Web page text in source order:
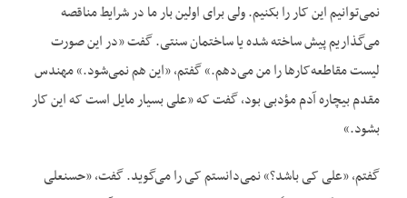
نمی‌توانیم این کار را بکنیم. ولی برای اولین بار ما در شرایط مناقصه
می‌گذاریم پیش ساخته شده یا ساختمان سنتی. گفت «در این صورت
لیست مقاطعه‌کارها را من می‌دهم.» گفتم، «این هم نمی‌شود.» مهندس
مقدم بیچاره آدم مؤدبی بود، گفت که «علی بسیار مایل است که این کار
بشود.»
گفتم، «علی کی باشد؟» نمی‌دانستم کی را می‌گوید. گفت، «حسنعلی